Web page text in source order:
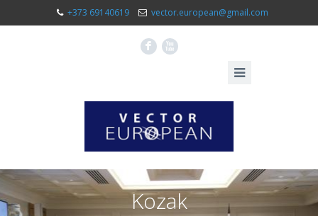
+373 69140619 vector.european@gmail.com
F X
Kozak